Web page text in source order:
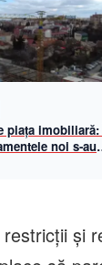
piața
noi s-au
şi